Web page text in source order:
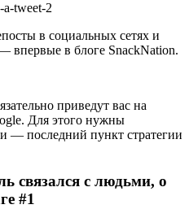
в социальных сетях и
впервые в блоге SnackNation.
приведут вас на
Для этого нужны
— последний пункт стратегии
связался с людьми, о
#1